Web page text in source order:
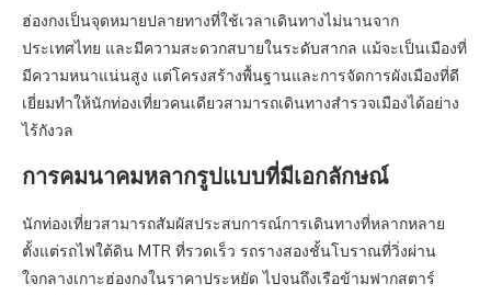
ฮ่องกงเป็นจุดหมายปลายทางที่ใช้เวลาเดินทางไม่นานจาก
ประเทศไทย และมีความสะดวกสบายในระดับสากล แม้จะเป็นเมืองที่
มีความหนาแน่นสูง แต่โครงสร้างพื้นฐานและการจัดการผังเมืองที่ดี
เยี่ยมทำให้นักท่องเที่ยวคนเดียวสามารถเดินทางสำรวจเมืองได้อย่าง
ไร้กังวล
การคมนาคมหลากรูปแบบที่มีเอกลักษณ์
นักท่องเที่ยวสามารถสัมผัสประสบการณ์การเดินทางที่หลากหลาย
ตั้งแต่รถไฟใต้ดิน MTR ที่รวดเร็ว รถรางสองชั้นโบราณที่วิ่งผ่าน
ใจกลางเกาะฮ่องกงในราคาประหยัด ไปจนถึงเรือข้ามฟากสตาร์